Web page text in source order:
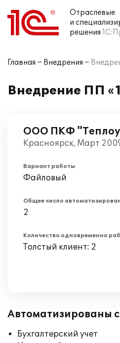
Отраслевые
и
решения
Главная Внедрения
Внедрение ПП
ООО ПКФ
Красноярск, Март
Вариант работы
Файловый
Общее число
2
Количество одновременно
Толстый клиент: 2
Автоматизированы
Бухгалтерский учет